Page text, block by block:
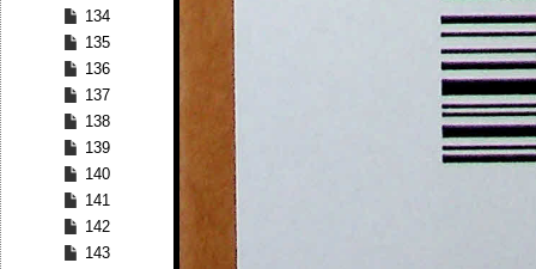
134
135
136
137
138
139
140
141
142
143